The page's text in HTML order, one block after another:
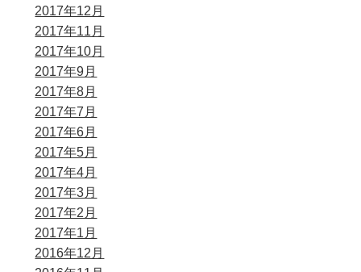
2017年12月
2017年11月
2017年10月
2017年9月
2017年8月
2017年7月
2017年6月
2017年5月
2017年4月
2017年3月
2017年2月
2017年1月
2016年12月